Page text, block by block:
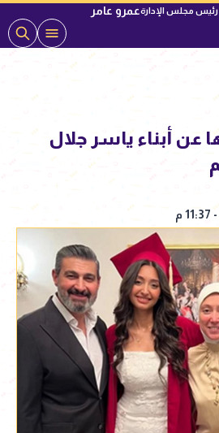
رئيس مجلس الإدارةعمرو عامر
عن أبناء ياسر جلال